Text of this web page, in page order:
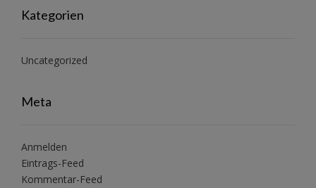
Kategorien
Uncategorized
Meta
Anmelden
Eintrags-Feed
Kommentar-Feed